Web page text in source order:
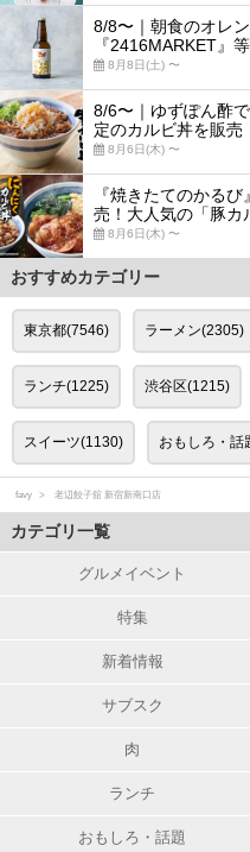
8/8〜｜朝食のオレ
『2416MARKET』
8月8日(土) 〜
8/6〜｜ゆずぽん酢
定のカルビ丼を販売
8月6日(木) 〜
『焼きたてのかる
売！大人気の「豚カ
8月6日(木) 〜
おすすめカテゴリー
東京都(7546) ラーメン(2305)
ランチ(1225) 渋谷区(1215)
スイーツ(1130) おもしろ・話
favy 老辺餃子舘 新宿新南口店
カテゴリ一覧
グルメイベント
特集
新着情報
サブスク
肉
ランチ
おもしろ・話題